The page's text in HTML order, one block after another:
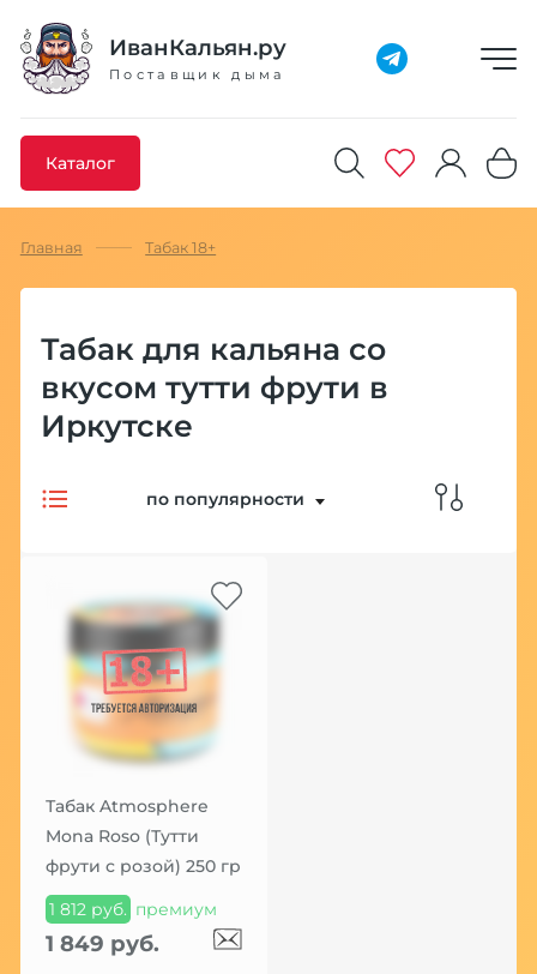
ИванКальян.ру
Поставщик дыма
Каталог
Добавлено максимальное кол-во товара
Главная Табак 18+
Табак для кальяна со
вкусом тутти фрути в
Иркутске
по популярности
Табак Atmosphere
Mona Roso (Тутти
фрути с розой) 250 гр
1 812 руб. премиум
1 849 руб.